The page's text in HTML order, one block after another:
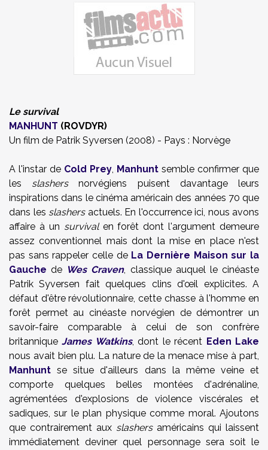
Le survival
MANHUNT (ROVDYR)
Un film de Patrik Syversen (2008) - Pays : Norvège
A l'instar de Cold Prey, Manhunt semble confirmer que
les slashersnorvégiens puisent davantage leurs
inspirations dans le cinéma américain des années 70 que
dans les slashersactuels. En l'occurrence ici, nous avons
affaire à un survivalen forêt dont l'argument demeure
assez conventionnel mais dont la mise en place n'est
pas sans rappeler celle de La Dernière Maison sur la
Gauche de Wes Craven, classique auquel le cinéaste
Patrik Syversen fait quelques clins d'œil explicites. A
défaut d'être révolutionnaire, cette chasse à l'homme en
forêt permet au cinéaste norvégien de démontrer un
savoir-faire comparable à celui de son confrère
britanniqueJames Watkins, dont le récent Eden Lake
nous avait bien plu. La nature de la menace mise à part,
Manhunt se situe d'ailleurs dans la même veine et
comporte quelques belles montées d'adrénaline,
agrémentées d'explosions de violence viscérales et
sadiques, sur le plan physique comme moral. Ajoutons
que contrairement aux slashersaméricains qui laissent
immédiatement deviner quel personnage sera soit le